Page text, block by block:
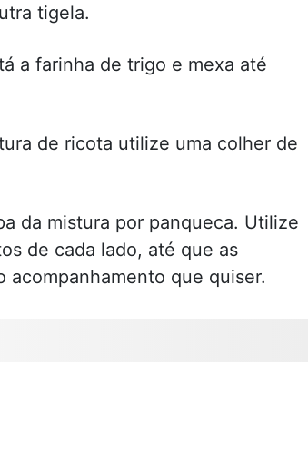
tigela.
a farinha de trigo e mexa até
de ricota utilize uma colher de
da mistura por panqueca. Utilize
de cada lado, até que as
que quiser.